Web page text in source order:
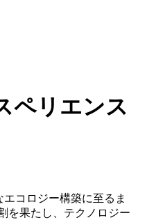
ペリエンス
コロジー構築に至るま
を果たし、テクノロジー